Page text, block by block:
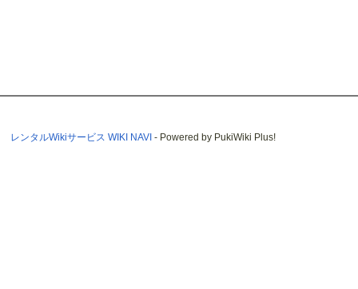
レンタルWikiサービス WIKI NAVI - Powered by PukiWiki Plus!